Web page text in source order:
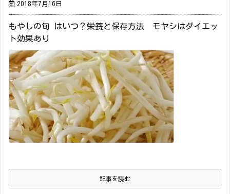
2018年7月16日
もやしの旬 はいつ？栄養と保存方法 モヤシはダイエッ
ト効果あり
記事を読む